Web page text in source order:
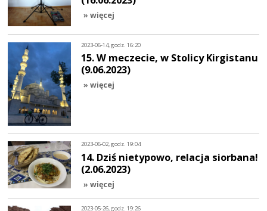
» więcej
2023-06-14, godz. 16:20
15. W meczecie, w Stolicy Kirgistanu
(9.06.2023)
» więcej
2023-06-02, godz. 19:04
14. Dziś nietypowo, relacja siorbana!
(2.06.2023)
» więcej
2023-05-26, godz. 19:26